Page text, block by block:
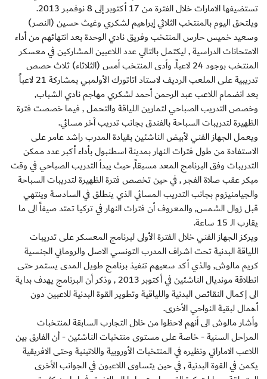
تستضيفها الامارات خلال الفترة من 17 أكتوبر إلى 8 نوفمبر 2013.
ويلتحق اليوم بالمنتخب الثلاثي إبراهيم لشكري وغيث حسين (النصر)
وسعيد خميس حارس المنتخب وفريق نادي الوحدة بعد انتهائهم من أداء
الامتحانات الدراسية , ليكتمل بالتالي عدد اللاعبين المشاركين في معسكر
المنتخب بوجود 24 لاعباً. وأدى المنتخب أمس (الثلاثاء) ثلاث حصص
تدريبية على الملعب الرديف لاستاد اتاتورك الأولمبي بمشاركة 21 لاعباً
بعد انضمام اللاعب عبد الرحمن أحمد لشكري مهاجم نادي الشباب,
وخصص التدريب الصباحي لتمارين اللياقة والتحمل , فيما خصصت فترة
الظهيرة لتدريبات السباحة بالفندق بجانب تدريب آخر مسائي.
ويعمل الجهاز الفني لأبيض الناشئين بقيادة المدرب راشد عامر على
الاستفادة من طول فترات النهار بمدينة اسطنبول بأداء أكبر عدد ممكن
التدريبات وفق البرنامج المعد مسبقاً, حيث يبدأ التدريب الصباحي في وقت
مبكر عقب صلاة الفجر , في حين تخصص فترة الظهيرة لتدريبات السباحة
والجيامنيزوم بجانب التدريب المسائي الذي ينطلق في السادسة وينتهي
قبل زوال الشمس, والمعروف أن فترات النهار في تركيا تمتد صيفاً الى ما
يقارب الـ 15 ساعة.
ويركز الجهاز الفني خلال الفترة الأولى لبرنامج المعسكر على تدريبات
اللياقة البدنية تحت اشراف المدرب التونسي الاصل والروماني الجنسية
كريم مالوش, والذي أكد سعيهم تنفيذ برنامج طويل المدى يستمر حتى
انطلاقة مونديال الناشئين في أكتوبر 2013 , وذكر أن البرنامج يهدف بداية
الى إكمال النقائص البدنية واللياقية وتطوير القوة البدنية للاعبين دون
أهمال لبقية النواحي الأخرى.
وأشار مالوش الى أنهم لاحظوا من خلال التجارب السابقة لمنتخبات
المراحل السنية - خاصة على مستوى منتخبات الناشئين - أن الفارق بين
اللاعب الاماراتي ونظيره في المنتخبات الأوروبية واللاتينية وحتى الافريقية
يكمن في القوة البدنية , في حين يتساوى اللاعبون في الجوانب الأخرى